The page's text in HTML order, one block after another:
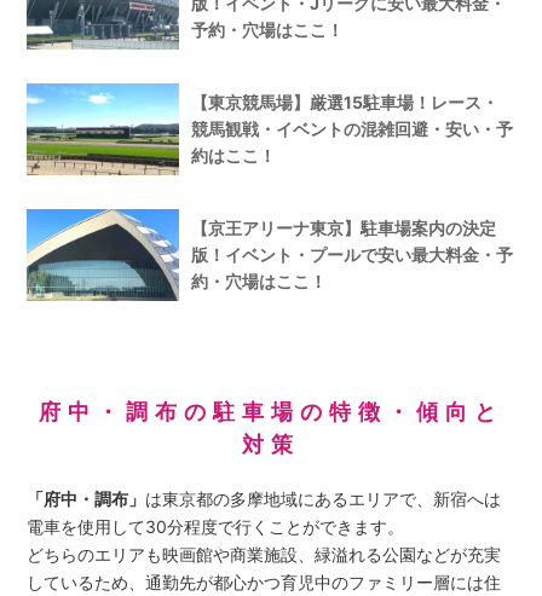
予約・穴場はここ！
【東京競馬場】厳選15駐車場！レース・
競馬観戦・イベントの混雑回避・安い・予
約はここ！
【京王アリーナ東京】駐車場案内の決定
版！イベント・プールで安い最大料金・予
約・穴場はここ！
府中・調布の駐車場の特徴・傾向と
対策
「府中・調布」 は東京都の多摩地域にあるエリアで、新宿へは
電車を使用して30分程度で行くことができます。
どちらのエリアも映画館や商業施設、緑溢れる公園などが充実
しているため、通勤先が都心かつ育児中のファミリー層には住